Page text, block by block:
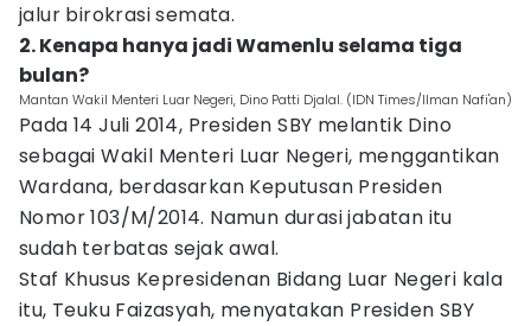
jalur birokrasi semata.
2. Kenapa hanya jadi Wamenlu selama tiga
bulan?
Mantan Wakil Menteri Luar Negeri, Dino Patti Djalal. (IDN Times/Ilman Nafi'an)
Pada 14 Juli 2014, Presiden SBY melantik Dino
sebagai Wakil Menteri Luar Negeri, menggantikan
Wardana, berdasarkan Keputusan Presiden
Nomor 103/M/2014. Namun durasi jabatan itu
sudah terbatas sejak awal.
Staf Khusus Kepresidenan Bidang Luar Negeri kala
itu, Teuku Faizasyah, menyatakan Presiden SBY